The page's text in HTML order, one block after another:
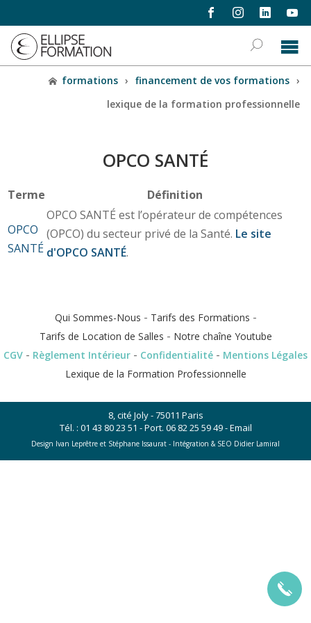
formations › financement de vos formations ›
lexique de la formation professionnelle
OPCO SANTÉ
Terme Définition
OPCO
SANTÉ
OPCO SANTÉ est l’opérateur de compétences
(OPCO) du secteur privé de la Santé. Le site
d'OPCO SANTÉ.
Qui Sommes-Nous - Tarifs des Formations -
Tarifs de Location de Salles - Notre chaîne Youtube
CGV - Règlement Intérieur - Confidentialité - Mentions Légales
Lexique de la Formation Professionnelle
8, cité Joly - 75011 Paris
Tél. : 01 43 80 23 51 - Port. 06 82 25 59 49-Email
Design Ivan Leprêtre et Stéphane Issaurat - Intégration & SEO Didier Lamiral